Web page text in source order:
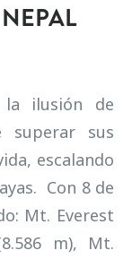
la ilusión de
superar sus
escalando
Con 8 de
Mt. Everest
m), Mt.